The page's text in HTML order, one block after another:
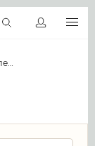
RU
Мечеть 2 махалле Дара